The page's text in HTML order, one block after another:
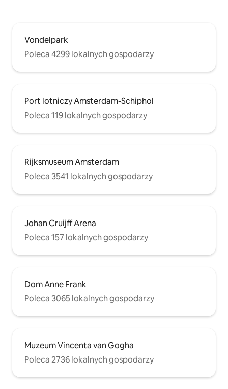
Vondelpark
Poleca 4299 lokalnych gospodarzy
Port lotniczy Amsterdam-Schiphol
Poleca 119 lokalnych gospodarzy
Rijksmuseum Amsterdam
Poleca 3541 lokalnych gospodarzy
Johan Cruijff Arena
Poleca 157 lokalnych gospodarzy
Dom Anne Frank
Poleca 3065 lokalnych gospodarzy
Muzeum Vincenta van Gogha
Poleca 2736 lokalnych gospodarzy